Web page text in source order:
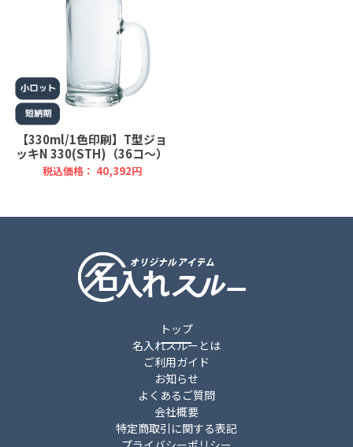
【330ml/1色印刷】T型ジョ
ッキN 330(STH)（36コ～）
税込価格： 40,392円
トップ
名入れスルーとは
ご利用ガイド
お知らせ
よくあるご質問
会社概要
特定商取引に関する表記